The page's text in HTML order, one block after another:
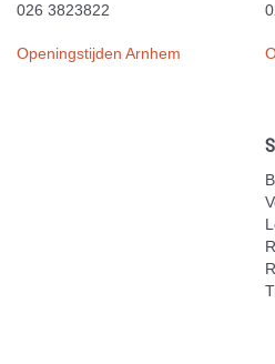
026 3823822
Openingstijden Arnhem